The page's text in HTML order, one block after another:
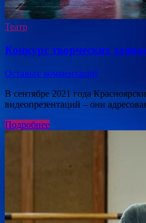
Театр
Конкурс творческих
Оставьте комментарий
В сентябре 2021 года
видеопрезентаций – они
Подробнее